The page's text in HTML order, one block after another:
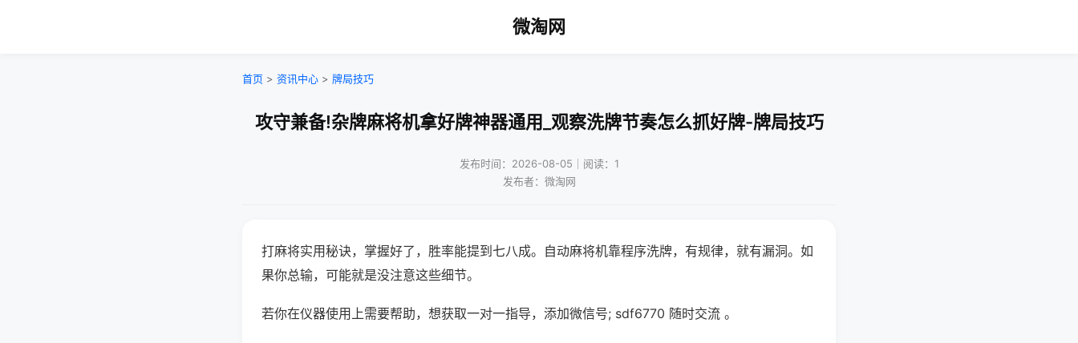
微淘网
首页 > 资讯中心 > 牌局技巧
攻守兼备!杂牌麻将机拿好牌神器通用_观察洗牌节奏怎么抓好牌-牌局技巧
发布时间：2026-08-05｜阅读：1
发布者：微淘网
打麻将实用秘诀，掌握好了，胜率能提到七八成。自动麻将机靠程序洗牌，有规律，就有漏洞。如
果你总输，可能就是没注意这些细节。
若你在仪器使用上需要帮助，想获取一对一指导，添加微信号; sdf6770 随时交流 。